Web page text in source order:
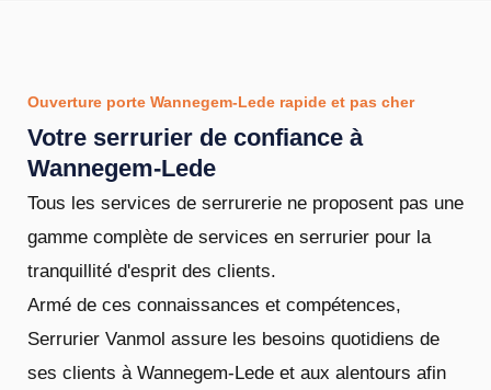
Ouverture porte Wannegem-Lede rapide et pas cher
Votre serrurier de confiance à
Wannegem-Lede
Tous les services de serrurerie ne proposent pas une
gamme complète de services en serrurier pour la
tranquillité d'esprit des clients.
Armé de ces connaissances et compétences,
Serrurier Vanmol assure les besoins quotidiens de
ses clients à Wannegem-Lede et aux alentours afin